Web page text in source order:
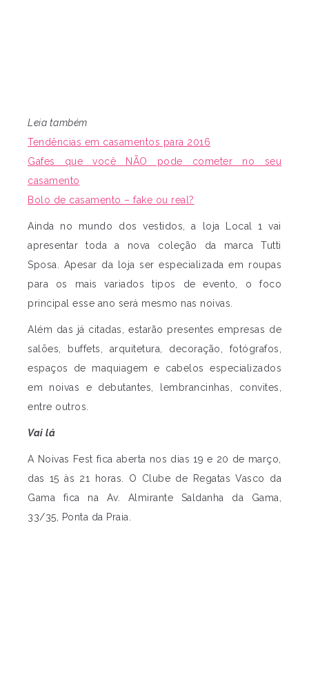
Leia também
Tendências em casamentos para 2016
Gafes que você NÃO pode cometer no seu
casamento
Bolo de casamento – fake ou real?
Ainda no mundo dos vestidos, a loja Local 1 vai
apresentar toda a nova coleção da marca Tutti
Sposa. Apesar da loja ser especializada em roupas
para os mais variados tipos de evento, o foco
principal esse ano será mesmo nas noivas.
Além das já citadas, estarão presentes empresas de
salões, buffets, arquitetura, decoração, fotógrafos,
espaços de maquiagem e cabelos especializados
em noivas e debutantes, lembrancinhas, convites,
entre outros.
Vai lá
A Noivas Fest fica aberta nos dias 19 e 20 de março,
das 15 às 21 horas. O Clube de Regatas Vasco da
Gama fica na Av. Almirante Saldanha da Gama,
33/35, Ponta da Praia.